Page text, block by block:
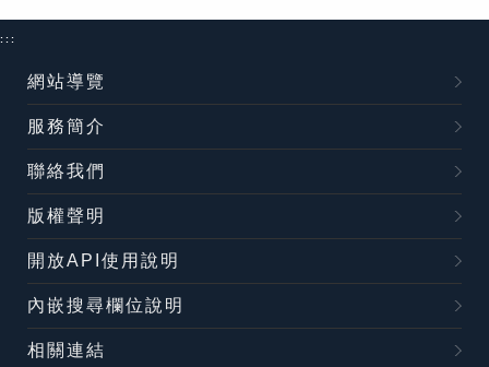
:::
網站導覽
服務簡介
聯絡我們
版權聲明
開放API使用說明
內嵌搜尋欄位說明
相關連結